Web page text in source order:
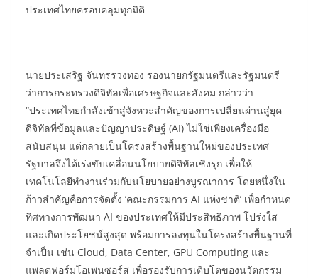
ประเทศไทยครอบคลุมทุกมิติ
​นายประเสริฐ จันทรรวงทอง รองนายกรัฐมนตรีและรัฐมนตรี
ว่าการกระทรวงดิจิทัลเพื่อเศรษฐกิจและสังคม กล่าวว่า
“ประเทศไทยกำลังเข้าสู่จังหวะสำคัญของการเปลี่ยนผ่านสู่ยุค
ดิจิทัลที่ข้อมูลและปัญญาประดิษฐ์ (AI) ไม่ใช่เพียงเครื่องมือ
สนับสนุน แต่กลายเป็นโครงสร้างพื้นฐานใหม่ของประเทศ
รัฐบาลจึงได้เร่งขับเคลื่อนนโยบายดิจิทัลเชิงรุก เพื่อให้
เทคโนโลยีทำงานร่วมกับนโยบายอย่างบูรณาการ โดยหนึ่งใน
ก้าวสำคัญคือการจัดตั้ง ‘คณะกรรมการ AI แห่งชาติ’ เพื่อกำหนด
ทิศทางการพัฒนา AI ของประเทศให้มีประสิทธิภาพ โปร่งใส
และเกิดประโยชน์สูงสุด พร้อมการลงทุนในโครงสร้างพื้นฐานที่
จำเป็น เช่น Cloud, Data Center, GPU Computing และ
แพลตฟอร์มโอเพนซอร์ส เพื่อรองรับการเติบโตของนวัตกรรม